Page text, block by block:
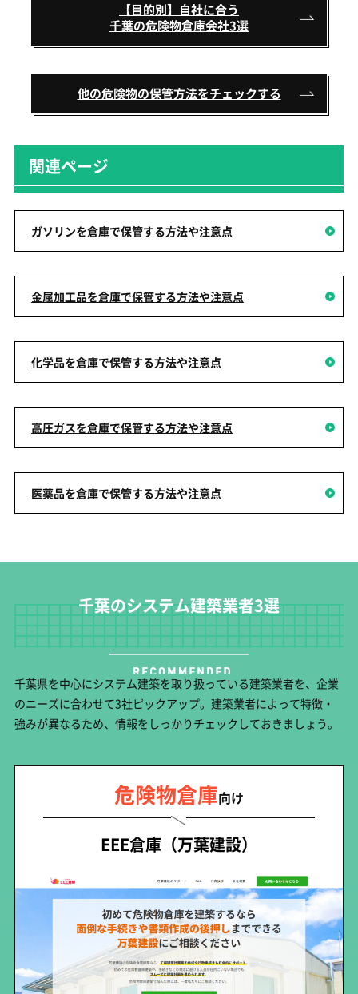
【目的別】自社に合う
千葉の危険物倉庫会社3選
他の危険物の保管方法をチェックする
関連ページ
ガソリンを倉庫で保管する方法や注意点
金属加工品を倉庫で保管する方法や注意点
化学品を倉庫で保管する方法や注意点
高圧ガスを倉庫で保管する方法や注意点
医薬品を倉庫で保管する方法や注意点
千葉のシステム建築業者3選
千葉県を中心にシステム建築を取り扱っている建築業者を、企業
のニーズに合わせて3社ピックアップ。建築業者によって特徴・
強みが異なるため、情報をしっかりチェックしておきましょう。
危険物倉庫向け
EEE倉庫（万葉建設）